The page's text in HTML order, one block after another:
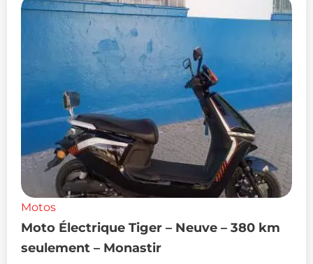
Motos
Moto Électrique Tiger – Neuve – 380 km
seulement – Monastir